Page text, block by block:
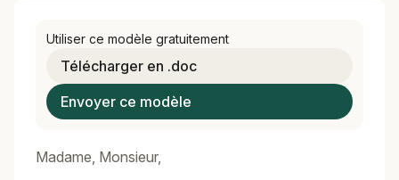
Utiliser ce modèle gratuitement
Télécharger en .doc
Envoyer ce modèle
Madame, Monsieur,